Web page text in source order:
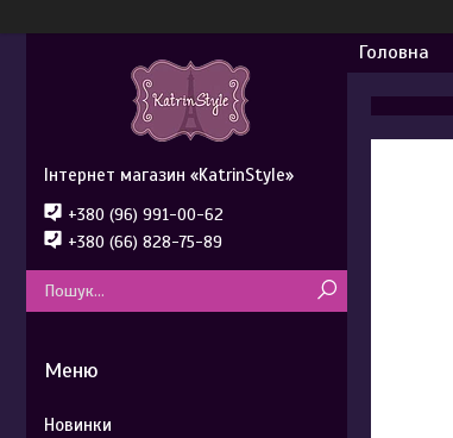
Головна
Інтернет магазин «KatrinStyle»
+380 (96) 991-00-62
+380 (66) 828-75-89
Новинки